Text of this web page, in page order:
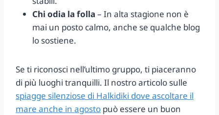
Chi odia la folla – In alta stagione non è
mai un posto calmo, anche se qualche blog
lo sostiene.
Se ti riconosci nell’ultimo gruppo, ti piaceranno
di più luoghi tranquilli. Il nostro articolo sulle
spiagge silenziose di Halkidiki dove ascoltare il
mare anche in agosto può essere un buon